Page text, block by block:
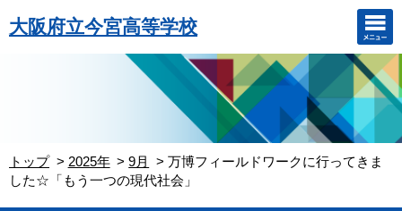
大阪府立今宮高等学校
トップ 2025年 9月
万博フィールドワークに行ってきま
した☆「もう一つの現代社会」